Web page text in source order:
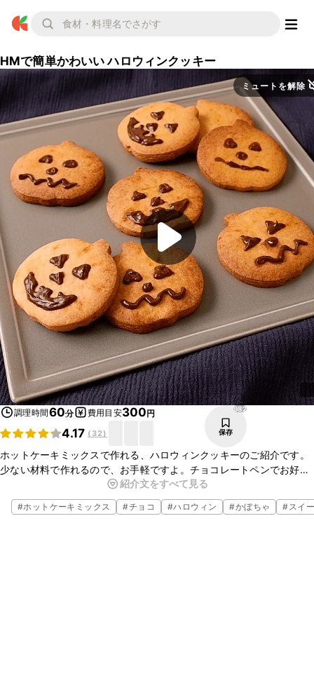
HMで簡単かわいい ハロウィンクッキー
ミュートを解除
調理時間60分 費用目安300円
4.17 ( 32)
982
保存
ホットケーキミックスで作れる、ハロウィンクッキーのご紹介です。
少ない材料で作れるので、お手軽ですよ。チョコレートペンでお好き
な表情を描いて仕上げてくださいね。
紹介文をすべて見る
#ホットケーキミックス #チョコ #ハロウィン #かぼちゃ #スイ